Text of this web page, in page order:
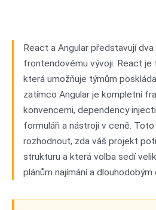
React a Angular představují
frontendovému vývoji. React je
která umožňuje týmům
zatímco Angular je kompletní
konvencemi, dependency
formuláři a nástroji v ceně.
rozhodnout, zda váš projekt
strukturu a která volba sedí
plánům najímání a dlouhodobým